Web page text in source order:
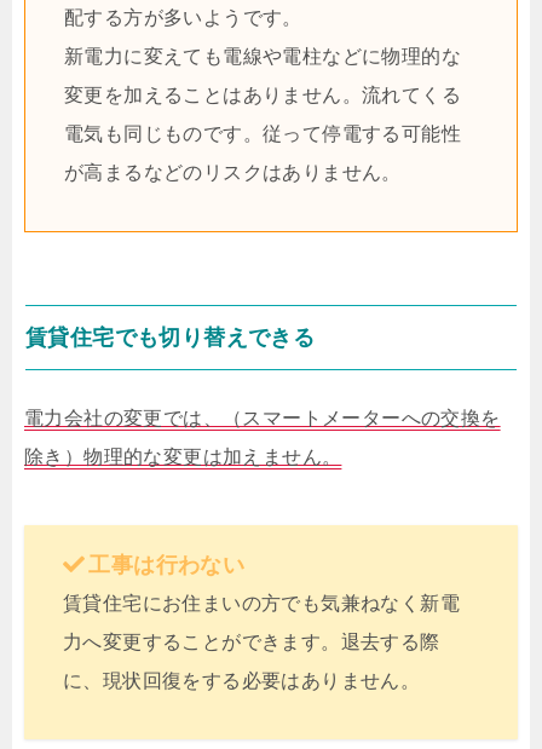
配する方が多いようです。
新電力に変えても電線や電柱などに物理的な
変更を加えることはありません。流れてくる
電気も同じものです。従って停電する可能性
が高まるなどのリスクはありません。
賃貸住宅でも切り替えできる
電力会社の変更では、（スマートメーターへの交換を
除き）物理的な変更は加えません。
工事は行わない
賃貸住宅にお住まいの方でも気兼ねなく新電
力へ変更することができます。退去する際
に、現状回復をする必要はありません。